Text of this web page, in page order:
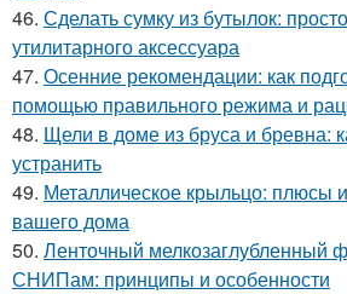
46. Сделать сумку из бутылок:
утилитарного аксессуара
47. Осенние рекомендации: как
помощью правильного режима и
48. Щели в доме из бруса и бревна:
устранить
49. Металлическое крыльцо: плюсы
вашего дома
50. Ленточный мелкозаглубленный
СНИПам: принципы и особенности